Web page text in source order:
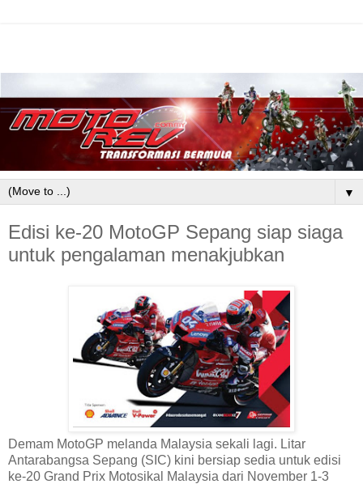
▼
Edisi ke-20 MotoGP Sepang siap siaga
untuk pengalaman menakjubkan
Demam MotoGP melanda Malaysia sekali lagi. Litar
Antarabangsa Sepang (SIC) kini bersiap sedia untuk edisi
ke-20 Grand Prix Motosikal Malaysia dari November 1-3